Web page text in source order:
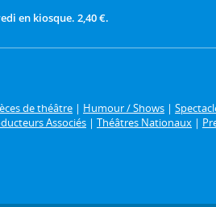
en kiosque. 2,40 €.
de théâtre | Humour / Shows |
Associés | Théâtres Nationaux |